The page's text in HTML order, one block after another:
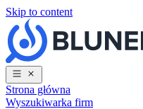
Skip to content
Strona główna
Wyszukiwarka firm